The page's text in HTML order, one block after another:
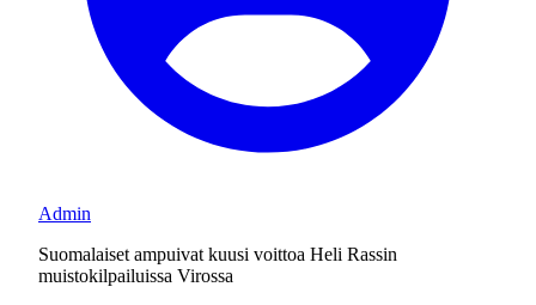
Admin
Suomalaiset ampuivat kuusi voittoa Heli Rassin
muistokilpailuissa Virossa